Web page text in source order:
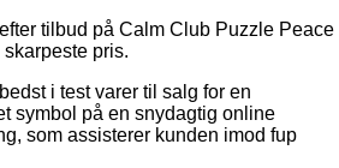
tilbud på Calm Club Puzzle Peace
pris.
i test varer til salg for en
symbol på en snydagtig online
som assisterer kunden imod fup